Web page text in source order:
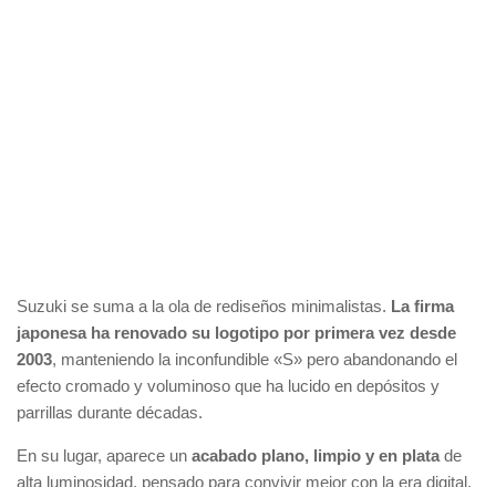
Suzuki se suma a la ola de rediseños minimalistas. La firma
japonesa ha renovado su logotipo por primera vez desde
2003, manteniendo la inconfundible «S» pero abandonando el
efecto cromado y voluminoso que ha lucido en depósitos y
parrillas durante décadas.
En su lugar, aparece un acabado plano, limpio y en plata de
alta luminosidad, pensado para convivir mejor con la era digital.